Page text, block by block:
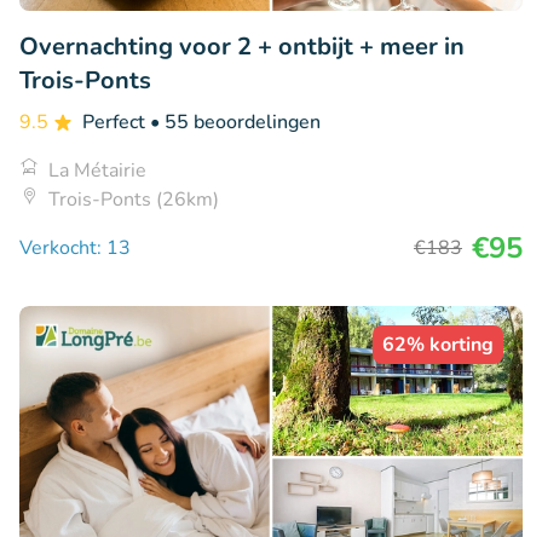
Overnachting voor 2 + ontbijt + meer in
Trois-Ponts
9.5 Perfect • 55 beoordelingen
La Métairie
Trois-Ponts (26km)
Verkocht: 13
€183 €95
62% korting